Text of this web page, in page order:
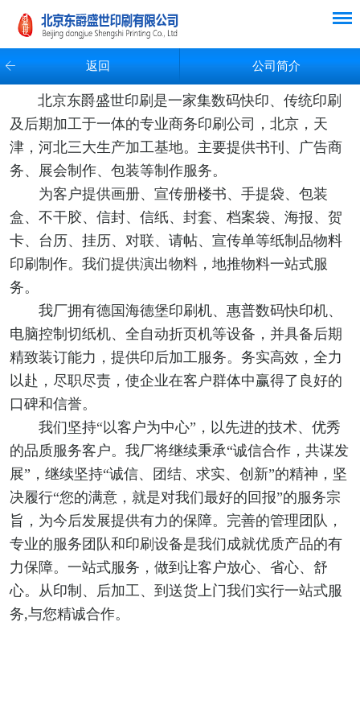
返回 公司简介
北京东爵盛世印刷是一家集数码快印、传统印刷
及后期加工于一体的专业商务印刷公司，北京，天
津，河北三大生产加工基地。主要提供书刊、广告商
务、展会制作、包装等制作服务。
为客户提供画册、宣传册楼书、手提袋、包装
盒、不干胶、信封、信纸、封套、档案袋、海报、贺
卡、台历、挂历、对联、请帖、宣传单等纸制品物料
印刷制作。 我们提供演出物料，地推物料一站式服
务。
我厂拥有德国海德堡印刷机、惠普数码快印机、
电脑控制切纸机、全自动折页机等设备，并具备后期
精致装订能力，提供印后加工服务。务实高效，全力
以赴，尽职尽责，使企业在客户群体中赢得了良好的
口碑和信誉。
我们坚持“以客户为中心”，以先进的技术、优秀
的品质服务客户。我厂将继续秉承“诚信合作，共谋发
展”，继续坚持“诚信、团结、求实、创新”的精神，坚
决履行“您的满意，就是对我们最好的回报”的服务宗
旨，为今后发展提供有力的保障。完善的管理团队，
专业的服务团队和印刷设备是我们成就优质产品的有
力保障。一站式服务，做到让客户放心、省心、舒
心。从印制、后加工、到送货上门我们实行一站式服
务,与您精诚合作。